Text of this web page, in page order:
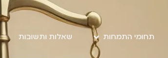
תחומי התמחות שאלות ותשובות